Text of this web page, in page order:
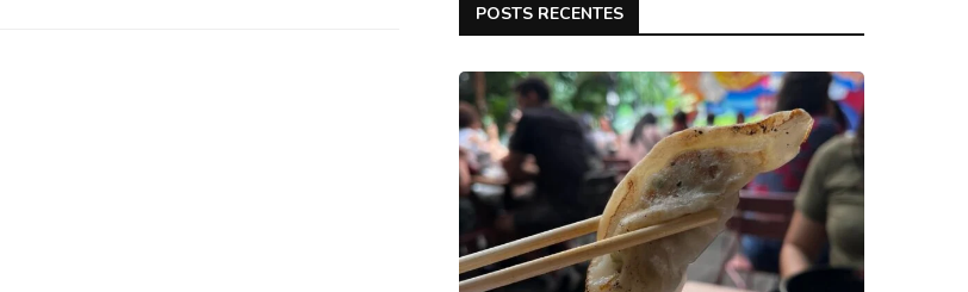
POSTS RECENTES